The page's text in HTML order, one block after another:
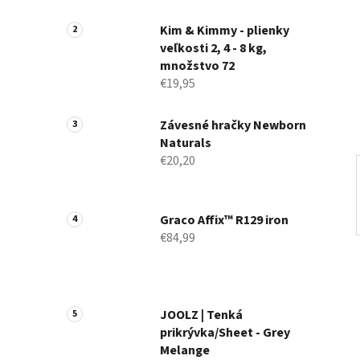
n
Kim & Kimmy - plienky
veľkosti 2, 4 - 8 kg,
množstvo 72
€19,95
Závesné hračky Newborn
Naturals
€20,20
Graco Affix™ R129 iron
€84,99
JOOLZ | Tenká
prikrývka/Sheet - Grey
Melange